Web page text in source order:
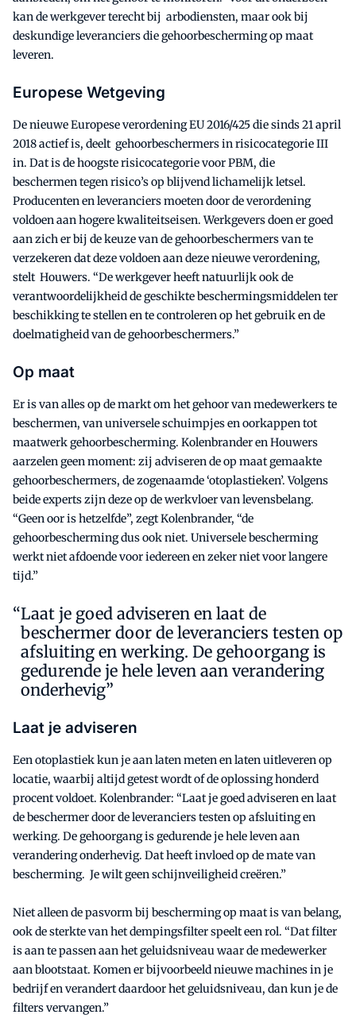
kan de werkgever terecht bij arbodiensten, maar ook bij
deskundige leveranciers die gehoorbescherming op maat
leveren.
Europese Wetgeving
De nieuwe Europese verordening EU 2016/425 die sinds 21 april
2018 actief is, deelt gehoorbeschermers in risicocategorie III
in. Dat is de hoogste risicocategorie voor PBM, die
beschermen tegen risico’s op blijvend lichamelijk letsel.
Producenten en leveranciers moeten door de verordening
voldoen aan hogere kwaliteitseisen. Werkgevers doen er goed
aan zich er bij de keuze van de gehoorbeschermers van te
verzekeren dat deze voldoen aan deze nieuwe verordening,
stelt Houwers. “De werkgever heeft natuurlijk ook de
verantwoordelijkheid de geschikte beschermingsmiddelen ter
beschikking te stellen en te controleren op het gebruik en de
doelmatigheid van de gehoorbeschermers.”
Op maat
Er is van alles op de markt om het gehoor van medewerkers te
beschermen, van universele schuimpjes en oorkappen tot
maatwerk gehoorbescherming. Kolenbrander en Houwers
aarzelen geen moment: zij adviseren de op maat gemaakte
gehoorbeschermers, de zogenaamde ‘otoplastieken’. Volgens
beide experts zijn deze op de werkvloer van levensbelang.
“Geen oor is hetzelfde”, zegt Kolenbrander, “de
gehoorbescherming dus ook niet. Universele bescherming
werkt niet afdoende voor iedereen en zeker niet voor langere
tijd.”
Laat je goed adviseren en laat de
beschermer door de leveranciers testen op
afsluiting en werking. De gehoorgang is
gedurende je hele leven aan verandering
onderhevig”
Laat je adviseren
Een otoplastiek kun je aan laten meten en laten uitleveren op
locatie, waarbij altijd getest wordt of de oplossing honderd
procent voldoet. Kolenbrander: “Laat je goed adviseren en laat
de beschermer door de leveranciers testen op afsluiting en
werking. De gehoorgang is gedurende je hele leven aan
verandering onderhevig. Dat heeft invloed op de mate van
bescherming. Je wilt geen schijnveiligheid creëren.”
Niet alleen de pasvorm bij bescherming op maat is van belang,
ook de sterkte van het dempingsfilter speelt een rol. “Dat filter
is aan te passen aan het geluidsniveau waar de medewerker
aan blootstaat. Komen er bijvoorbeeld nieuwe machines in je
bedrijf en verandert daardoor het geluidsniveau, dan kun je de
filters vervangen.”